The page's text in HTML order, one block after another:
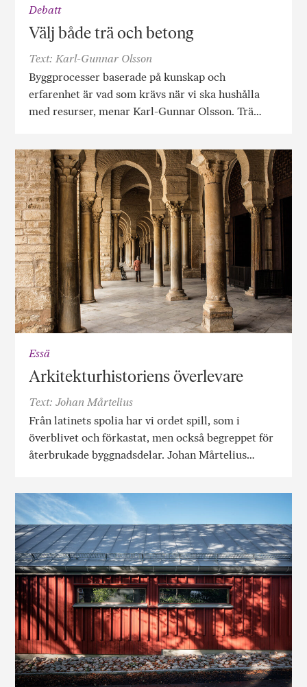
Debatt
Välj både trä och betong
Text: Karl-Gunnar Olsson
Byggprocesser baserade på kunskap och
erfarenhet är vad som krävs när vi ska hushålla
med resurser, menar Karl-Gunnar Olsson. Trä…
Essä
Arkitekturhistoriens överlevare
Text: Johan Mårtelius
Från latinets spolia har vi ordet spill, som i
överblivet och förkastat, men också begreppet för
återbrukade byggnadsdelar. Johan Mårtelius…